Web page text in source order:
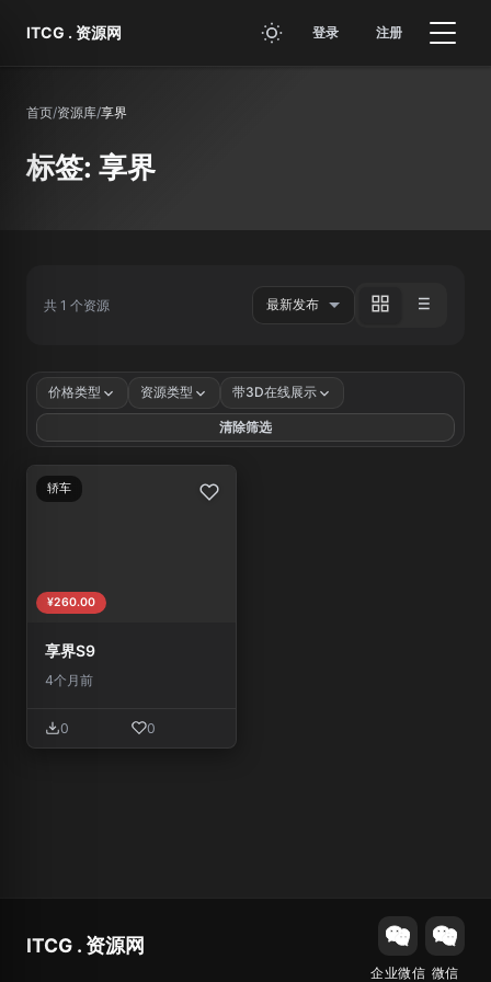
ITCG . 资源网
登录 注册
首页/资源库/享界
标签: 享界
共 1 个资源
价格类型 资源类型 带3D在线展示
清除筛选
轿车
¥260.00
享界S9
4个月前
0 0
ITCG . 资源网
企业微信 微信